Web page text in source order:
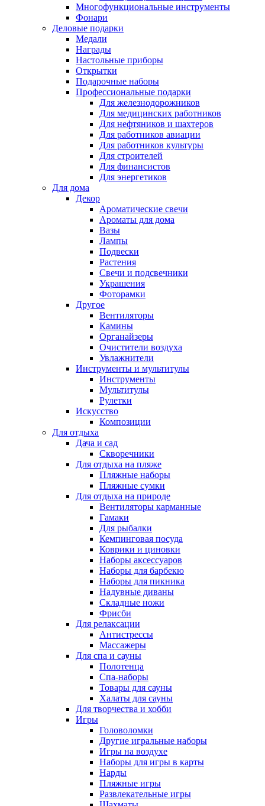
Многофункциональные инструменты
Фонари
Деловые подарки
Медали
Награды
Настольные приборы
Открытки
Подарочные наборы
Профессиональные подарки
Для железнодорожников
Для медицинских работников
Для нефтяников и шахтеров
Для работников авиации
Для работников культуры
Для строителей
Для финансистов
Для энергетиков
Для дома
Декор
Ароматические свечи
Ароматы для дома
Вазы
Лампы
Подвески
Растения
Свечи и подсвечники
Украшения
Фоторамки
Другое
Вентиляторы
Камины
Органайзеры
Очистители воздуха
Увлажнители
Инструменты и мультитулы
Инструменты
Мультитулы
Рулетки
Искусство
Композиции
Для отдыха
Дача и сад
Скворечники
Для отдыха на пляже
Пляжные наборы
Пляжные сумки
Для отдыха на природе
Вентиляторы карманные
Гамаки
Для рыбалки
Кемпинговая посуда
Коврики и циновки
Наборы аксессуаров
Наборы для барбекю
Наборы для пикника
Надувные диваны
Складные ножи
Фрисби
Для релаксации
Антистрессы
Массажеры
Для спа и сауны
Полотенца
Спа-наборы
Товары для сауны
Халаты для сауны
Для творчества и хобби
Игры
Головоломки
Другие игральные наборы
Игры на воздухе
Наборы для игры в карты
Нарды
Пляжные игры
Развлекательные игры